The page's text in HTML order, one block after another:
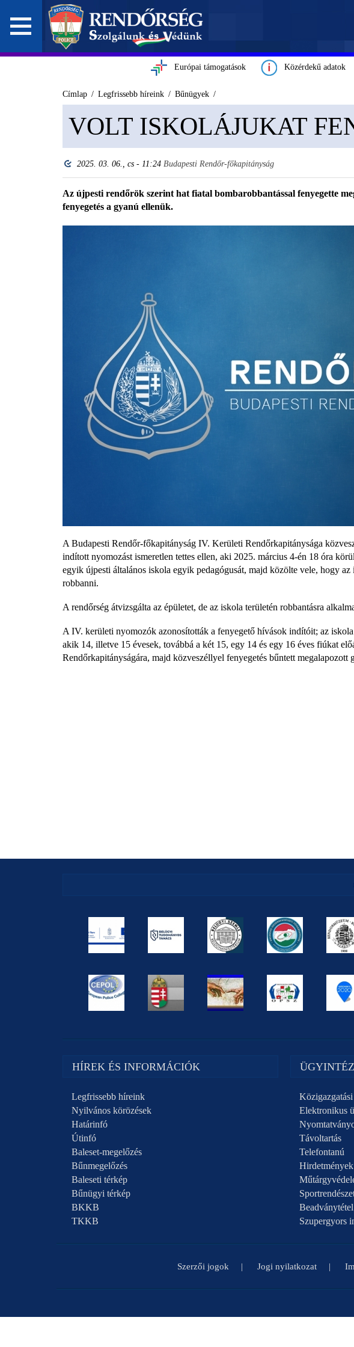
Európai támogatások Közérdekű adatok
Címlap Legfrissebb híreink Bűnügyek
VOLT ISKOLÁJUKAT
2025. 03. 06., cs - 11:24 Budapesti Rendőr-főkapitányság
Az újpesti rendőrök szerint hat fiatal bombarobbantással fenyegette
fenyegetés a gyanú ellenük.
A Budapesti Rendőr-főkapitányság IV. Kerületi Rendőrkapitánysága
indított nyomozást ismeretlen tettes ellen, aki 2025. március 4-én 18 óra
egyik újpesti általános iskola egyik pedagógusát, majd közölte vele, hogy az
robbanni.
A rendőrség átvizsgálta az épületet, de az iskola területén robbantásra
A IV. kerületi nyomozók azonosították a fenyegető hívások indítóit; az
akik 14, illetve 15 évesek, továbbá a két 15, egy 14 és egy 16 éves fiúkat
Rendőrkapitányságára, majd közveszéllyel fenyegetés bűntett
HÍREK ÉS INFORMÁCIÓK
Legfrissebb híreink
Nyilvános körözések
Határinfó
Útinfó
Baleset-megelőzés
Bűnmegelőzés
Baleseti térkép
Bűnügyi térkép
BKKB
TKKB
Elektronikus
Távoltartás
Telefontanú
Hirdetmények
Beadványtétel
Szupergyors
Szerzői jogok Jogi nyilatkozat